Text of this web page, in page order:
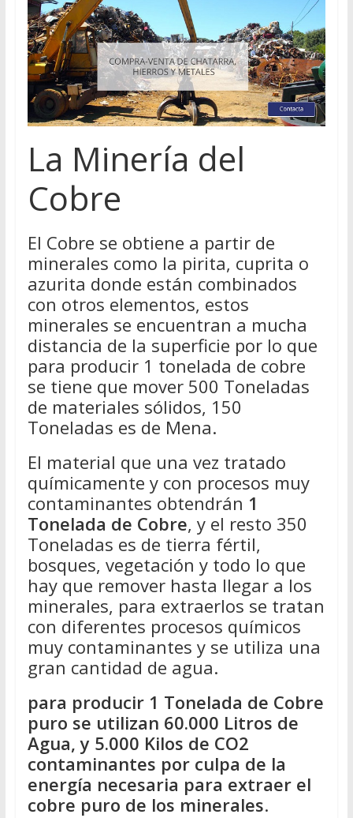
La Minería del
Cobre
El Cobre se obtiene a partir de
minerales como la pirita, cuprita o
azurita donde están combinados
con otros elementos, estos
minerales se encuentran a mucha
distancia de la superficie por lo que
para producir 1 tonelada de cobre
se tiene que mover 500 Toneladas
de materiales sólidos, 150
Toneladas es de Mena.
El material que una vez tratado
químicamente y con procesos muy
contaminantes obtendrán 1
Tonelada de Cobre, y el resto 350
Toneladas es de tierra fértil,
bosques, vegetación y todo lo que
hay que remover hasta llegar a los
minerales, para extraerlos se tratan
con diferentes procesos químicos
muy contaminantes y se utiliza una
gran cantidad de agua.
para producir 1 Tonelada de Cobre
puro se utilizan 60.000 Litros de
Agua, y 5.000 Kilos de CO2
contaminantes por culpa de la
energía necesaria para extraer el
cobre puro de los minerales.